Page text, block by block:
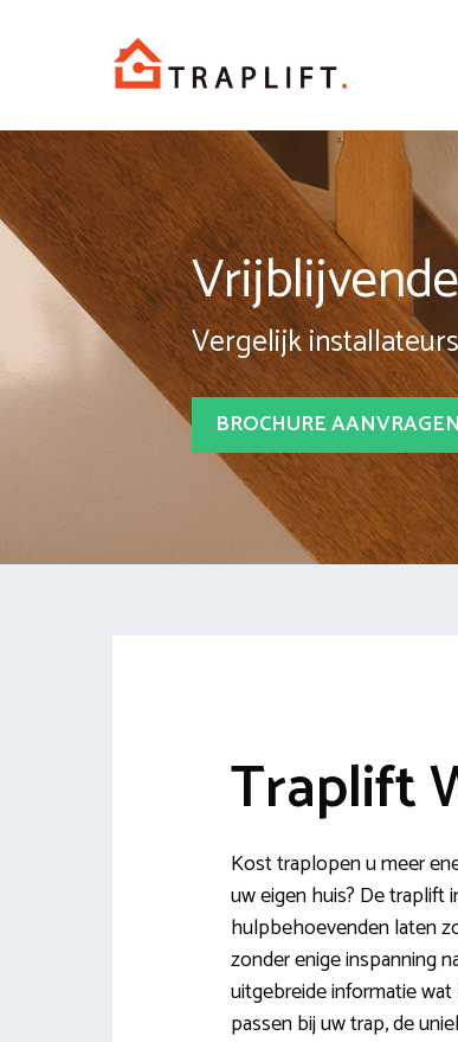
Vergelijk
BROCHURE AANVRAGEN
Traplift
Kost traplopen u meer
uw eigen huis? De traplift
hulpbehoevenden laten
zonder enige inspanning
uitgebreide informatie
passen bij uw trap, de